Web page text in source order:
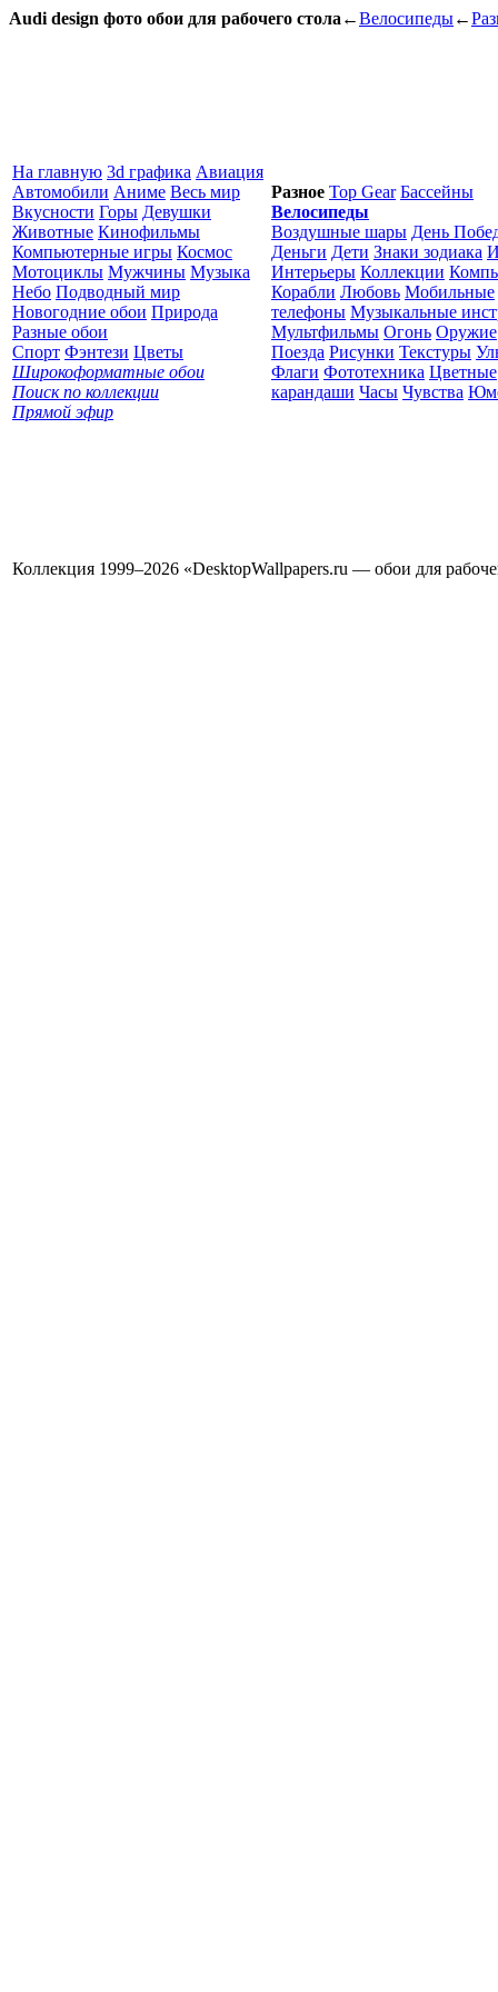
Audi design фото обои для рабочего стола ←Велосипеды←
На главную 3d графика Авиация
Автомобили Аниме Весь мир
Вкусности Горы Девушки
Животные Кинофильмы
Компьютерные игры Космос
Мотоциклы Мужчины Музыка
Небо Подводный мир
Новогодние обои Природа
Разные обои
Спорт Фэнтези Цветы
Широкоформатные обои
Поиск по коллекции
Прямой эфир
Разное Top Gear Бассейны
Велосипеды
Воздушные шары День
Деньги Дети Знаки зодиака
Интерьеры Коллекции
Корабли Любовь Мобильные
телефоны Музыкальные
Мультфильмы Огонь Оружие
Поезда Рисунки Текстуры
Флаги Фототехника Цветные
карандаши Часы Чувства
Коллекция 1999–2026 «DesktopWallpapers.ru — обои для